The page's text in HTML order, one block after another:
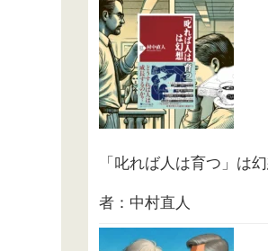
「叱れば人は育つ」は
者：中村直人